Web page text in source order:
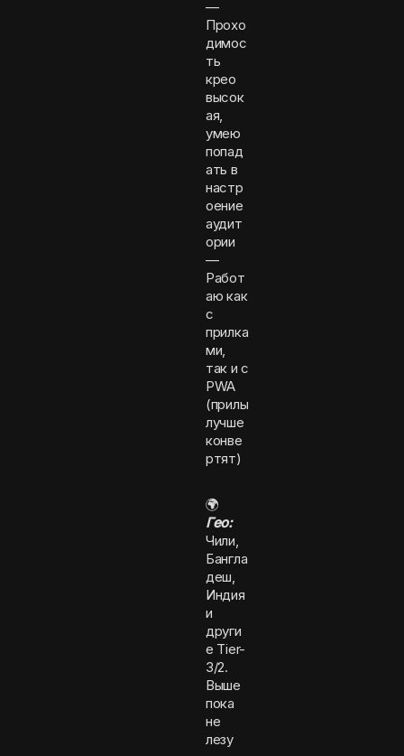
—
Прохо
димос
ть
крео
высок
ая,
умею
попад
ать в
настр
оение
аудит
ории
—
Работ
аю как
с
прилка
ми,
так и с
PWA
(прилы
лучше
конве
ртят)
🌍
Гео:
Чили,
Бангла
деш,
Индия
и
други
е Tier-
3/2.
Выше
пока
не
лезу